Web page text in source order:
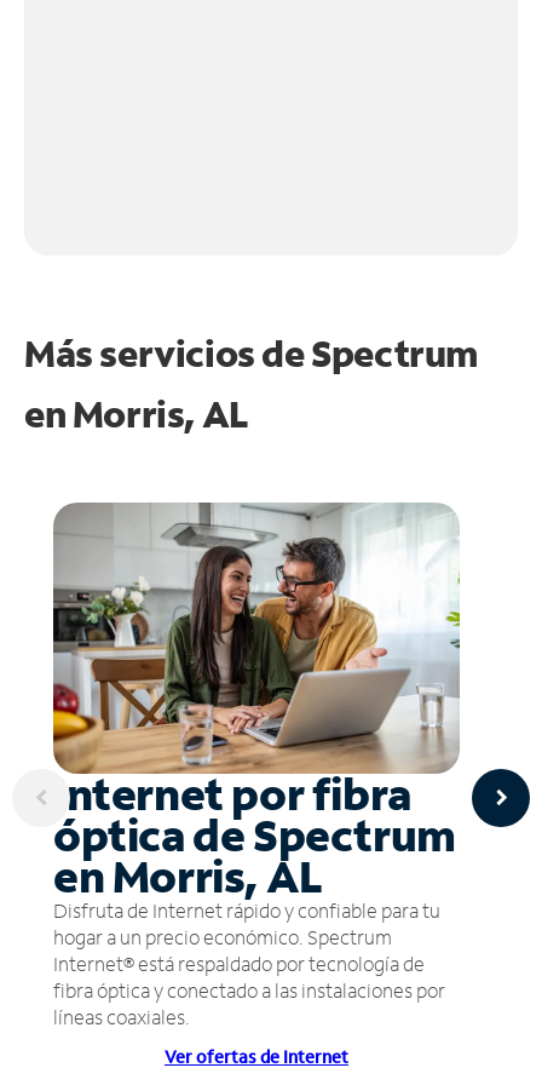
Más servicios de Spectrum
enMorris, AL
Internet por fibra
óptica de Spectrum
en Morris, AL
Disfruta de Internet rápido y confiable para tu
hogar a un precio económico. Spectrum
Internet® está respaldado por tecnología de
fibra óptica y conectado a las instalaciones por
líneas coaxiales.
Ver ofertas de Internet